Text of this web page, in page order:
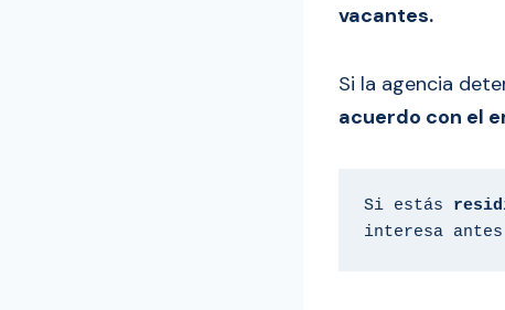
vacantes.
Si la agencia
acuerdo con el
Si estás
interesa antes